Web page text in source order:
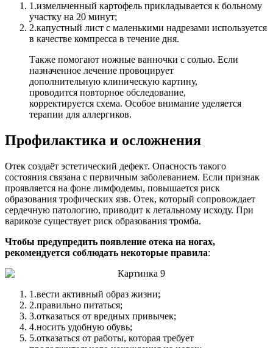
1.измельченный картофель прикладывается к больному
участку на 20 минут;
2.капустный лист с маленькими надрезами используется
в качестве компресса в течение дня.
Также помогают ножные ванночки с солью. Если
назначенное лечение провоцирует
дополнительную клиническую картину,
проводится повторное обследование,
корректируется схема. Особое внимание уделяется
терапии для аллергиков.
Профилактика и осложнения
Отек создаёт эстетический дефект. Опасность такого
состояния связана с первичным заболеванием. Если признак
проявляется на фоне лимфодемы, повышается риск
образования трофических язв. Отек, который сопровождает
сердечную патологию, приводит к летальному исходу. При
варикозе существует риск образования тромба.
Чтобы предупредить появление отека на ногах,
рекомендуется соблюдать некоторые правила:
1.вести активный образ жизни;
2.правильно питаться;
3.отказаться от вредных привычек;
4.носить удобную обувь;
5.отказаться от работы, которая требует